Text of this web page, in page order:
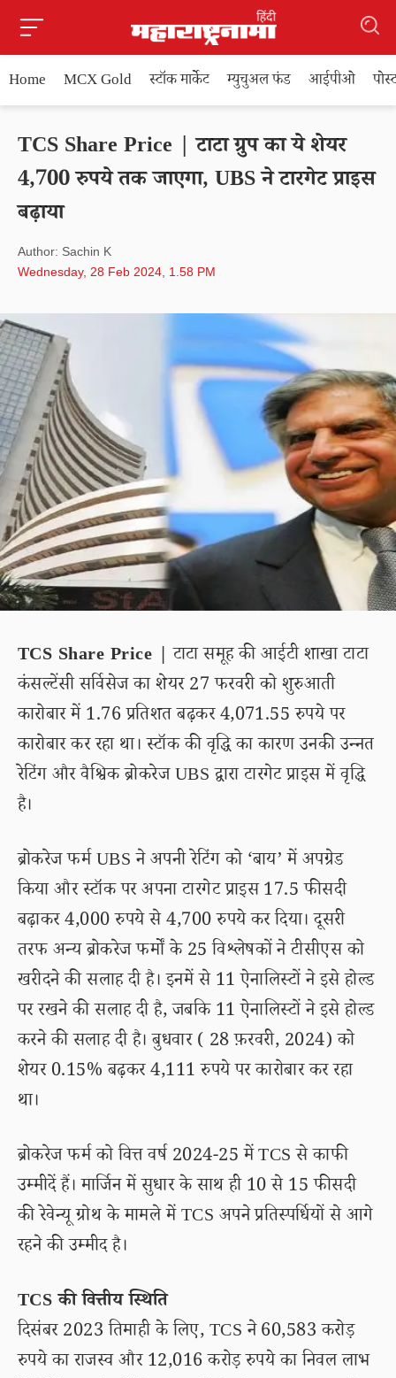
Home MCX Gold स्टॉक मार्केट म्युचुअल फंड आईपीओ
TCS Share Price | टाटा ग्रुप का ये शेयर
4,700 रुपये तक जाएगा, UBS ने टारगेट प्राइस
बढ़ाया
Author: Sachin K
Wednesday, 28 Feb 2024, 1.58 PM
TCS Share Price | टाटा समूह की आईटी शाखा टाटा
कंसल्टेंसी सर्विसेज का शेयर 27 फरवरी को शुरुआती
कारोबार में 1.76 प्रतिशत बढ़कर 4,071.55 रुपये पर
कारोबार कर रहा था। स्टॉक की वृद्धि का कारण उनकी उन्नत
रेटिंग और वैश्विक ब्रोकरेज UBS द्वारा टारगेट प्राइस में वृद्धि
है।
ब्रोकरेज फर्म UBS ने अपनी रेटिंग को ‘बाय’ में अपग्रेड
किया और स्टॉक पर अपना टारगेट प्राइस 17.5 फीसदी
बढ़ाकर 4,000 रुपये से 4,700 रुपये कर दिया। दूसरी
तरफ अन्य ब्रोकरेज फर्मों के 25 विश्लेषकों ने टीसीएस को
खरीदने की सलाह दी है। इनमें से 11 ऐनालिस्टों ने इसे होल्ड
पर रखने की सलाह दी है, जबकि 11 ऐनालिस्टों ने इसे होल्ड
करने की सलाह दी है। बुधवार ( 28 फ़रवरी, 2024) को
शेयर 0.15% बढ़कर 4,111 रुपये पर कारोबार कर रहा
था।
ब्रोकरेज फर्म को वित्त वर्ष 2024-25 में TCS से काफी
उम्मीदें हैं। मार्जिन में सुधार के साथ ही 10 से 15 फीसदी
की रेवेन्यू ग्रोथ के मामले में TCS अपने प्रतिस्पर्धियों से आगे
रहने की उम्मीद है।
TCS की वित्तीय स्थिति
दिसंबर 2023 तिमाही के लिए, TCS ने 60,583 करोड़
रुपये का राजस्व और 12,016 करोड़ रुपये का निवल लाभ